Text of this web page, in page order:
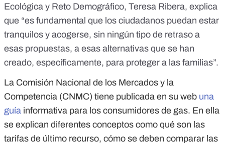
Ecológica y Reto Demográfico, Teresa Ribera, explica
que “es fundamental que los ciudadanos puedan estar
tranquilos y acogerse, sin ningún tipo de retraso a
esas propuestas, a esas alternativas que se han
creado, específicamente, para proteger a las familias”.
La Comisión Nacional de los Mercados y la
Competencia (CNMC) tiene publicada en su web una
guía informativa para los consumidores de gas. En ella
se explican diferentes conceptos como qué son las
tarifas de último recurso, cómo se deben comparar las